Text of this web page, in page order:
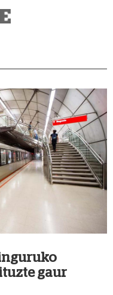
gaur